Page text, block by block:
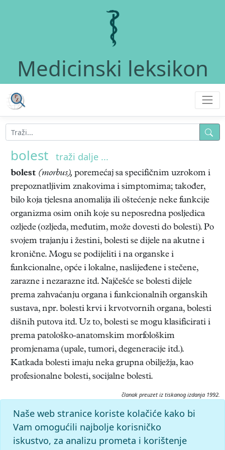
Medicinski leksikon
bolest traži dalje ...
bolest (morbus), poremećaj sa specifičnim uzrokom i
prepoznatljivim znakovima i simptomima; također,
bilo koja tjelesna anomalija ili oštećenje neke funkcije
organizma osim onih koje su neposredna posljedica
ozljede (ozljeda, međutim, može dovesti do bolesti). Po
svojem trajanju i žestini, bolesti se dijele na akutne i
kronične. Mogu se podijeliti i na organske i
funkcionalne, opće i lokalne, naslijeđene i stečene,
zarazne i nezarazne itd. Najčešće se bolesti dijele
prema zahvaćanju organa i funkcionalnih organskih
sustava, npr. bolesti krvi i krvotvornih organa, bolesti
dišnih putova itd. Uz to, bolesti se mogu klasificirati i
prema patološko-anatomskim morfološkim
promjenama (upale, tumori, degeneracije itd.).
Katkada bolesti imaju neka grupna obilježja, kao
profesionalne bolesti, socijalne bolesti.
članak preuzet iz tiskanog izdanja 1992.
Citiranje:
bolest.
Medicinski leksikon (1992), mrežno izdanje.
Leksikografski zavod Miroslav Krleža, 2026. Pristupljeno
7.8.2026. <https://medicinski.lzmk.hr/clanak/bolest>.
Naše web stranice koriste kolačiće kako bi
Vam omogućili najbolje korisničko
iskustvo, za analizu prometa i korištenje